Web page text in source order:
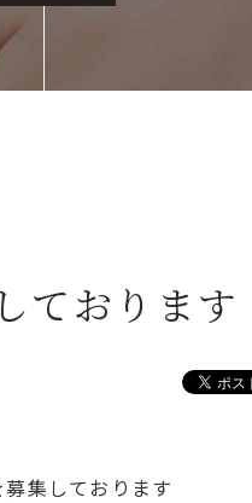
ております
集しております